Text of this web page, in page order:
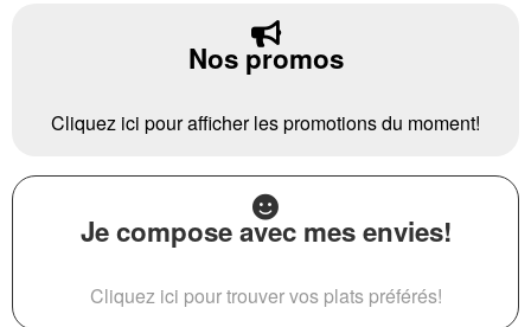
Nos promos
Cliquez ici pour afficher les promotions du moment!
Je compose avec mes envies!
Cliquez ici pour trouver vos plats préférés!